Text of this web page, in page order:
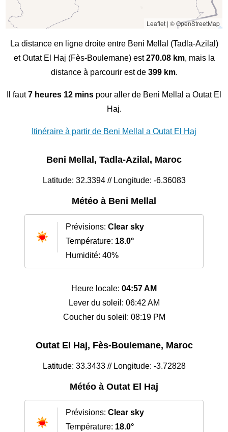
Leaflet| © OpenStreetMap
La distance en ligne droite entre Beni Mellal (Tadla-Azilal)
et Outat El Haj (Fès-Boulemane) est270.08 km, mais la
distance à parcourir est de 399 km.
Il faut7 heures 12 mins pour aller de Beni Mellal a Outat El
Haj.
Itinéraire à partir de Beni Mellal a Outat El Haj
Beni Mellal, Tadla-Azilal, Maroc
Latitude: 32.3394 // Longitude: -6.36083
Météo à Beni Mellal
Prévisions: Clear sky
Température: 18.0°
Humidité: 40%
Heure locale: 04:57 AM
Lever du soleil: 06:42 AM
Coucher du soleil: 08:19 PM
Outat El Haj, Fès-Boulemane, Maroc
Latitude: 33.3433 // Longitude: -3.72828
Météo à Outat El Haj
Prévisions: Clear sky
Température: 18.0°